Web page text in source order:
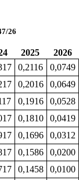
26
2025
2026
0,2116
0,0749
0,2016
0,0649
0,1916
0,0528
0,1810
0,0419
0,1696
0,0312
0,1586
0,0200
0,1458
0,0100